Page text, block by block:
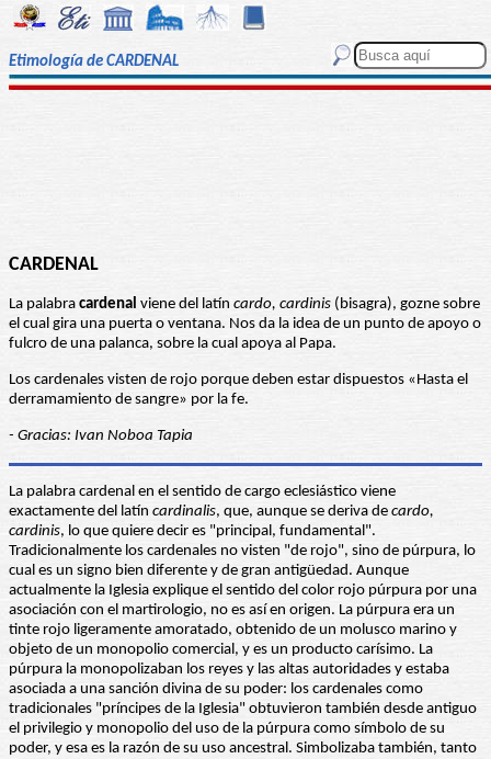
Etimología de CARDENAL
CARDENAL
La palabra cardenal viene del latín cardo, cardinis (bisagra), gozne sobre
el cual gira una puerta o ventana. Nos da la idea de un punto de apoyo o
fulcro de una palanca, sobre la cual apoya al Papa.
Los cardenales visten de rojo porque deben estar dispuestos «Hasta el
derramamiento de sangre» por la fe.
- Gracias: Ivan Noboa Tapia
La palabra cardenal en el sentido de cargo eclesiástico viene
exactamente del latín cardinalis, que, aunque se deriva de cardo,
cardinis, lo que quiere decir es "principal, fundamental".
Tradicionalmente los cardenales no visten "de rojo", sino de púrpura, lo
cual es un signo bien diferente y de gran antigüedad. Aunque
actualmente la Iglesia explique el sentido del color rojo púrpura por una
asociación con el martirologio, no es así en origen. La púrpura era un
tinte rojo ligeramente amoratado, obtenido de un molusco marino y
objeto de un monopolio comercial, y es un producto carísimo. La
púrpura la monopolizaban los reyes y las altas autoridades y estaba
asociada a una sanción divina de su poder: los cardenales como
tradicionales "príncipes de la Iglesia" obtuvieron también desde antiguo
el privilegio y monopolio del uso de la púrpura como símbolo de su
poder, y esa es la razón de su uso ancestral. Simbolizaba también, tanto